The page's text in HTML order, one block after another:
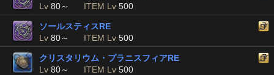
Lv 80～ ITEM Lv 500
ソールスティスRE
Lv 80～ ITEM Lv 500
クリスタリウム・プラニスフィアRE
Lv 80～ ITEM Lv 500